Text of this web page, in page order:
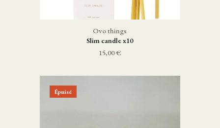
Ovo things
Slim candle x10
15,00 €
Épuisé